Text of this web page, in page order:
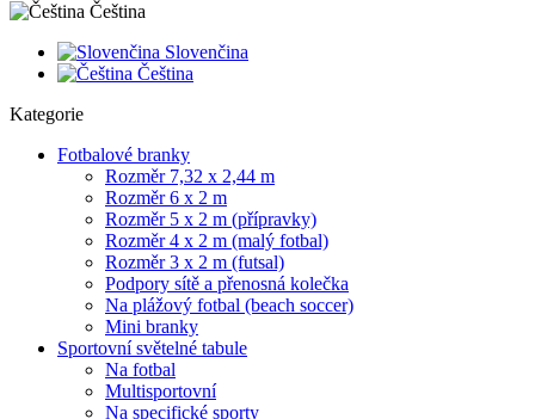
Čeština
Slovenčina
Čeština
Kategorie
Fotbalové branky
Rozměr 7,32 x 2,44 m
Rozměr 6 x 2 m
Rozměr 5 x 2 m (přípravky)
Rozměr 4 x 2 m (malý fotbal)
Rozměr 3 x 2 m (futsal)
Podpory sítě a přenosná kolečka
Na plážový fotbal (beach soccer)
Mini branky
Sportovní světelné tabule
Na fotbal
Multisportovní
Na specifické sporty